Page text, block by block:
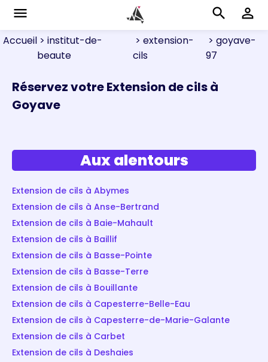
menu search perm_identity
Accueil > institut-de-
beaute
> extension-
cils
> goyave-
97
Réservez votre Extension de cils à
Goyave
Aux alentours
Extension de cils à Abymes
Extension de cils à Anse-Bertrand
Extension de cils à Baie-Mahault
Extension de cils à Baillif
Extension de cils à Basse-Pointe
Extension de cils à Basse-Terre
Extension de cils à Bouillante
Extension de cils à Capesterre-Belle-Eau
Extension de cils à Capesterre-de-Marie-Galante
Extension de cils à Carbet
Extension de cils à Deshaies